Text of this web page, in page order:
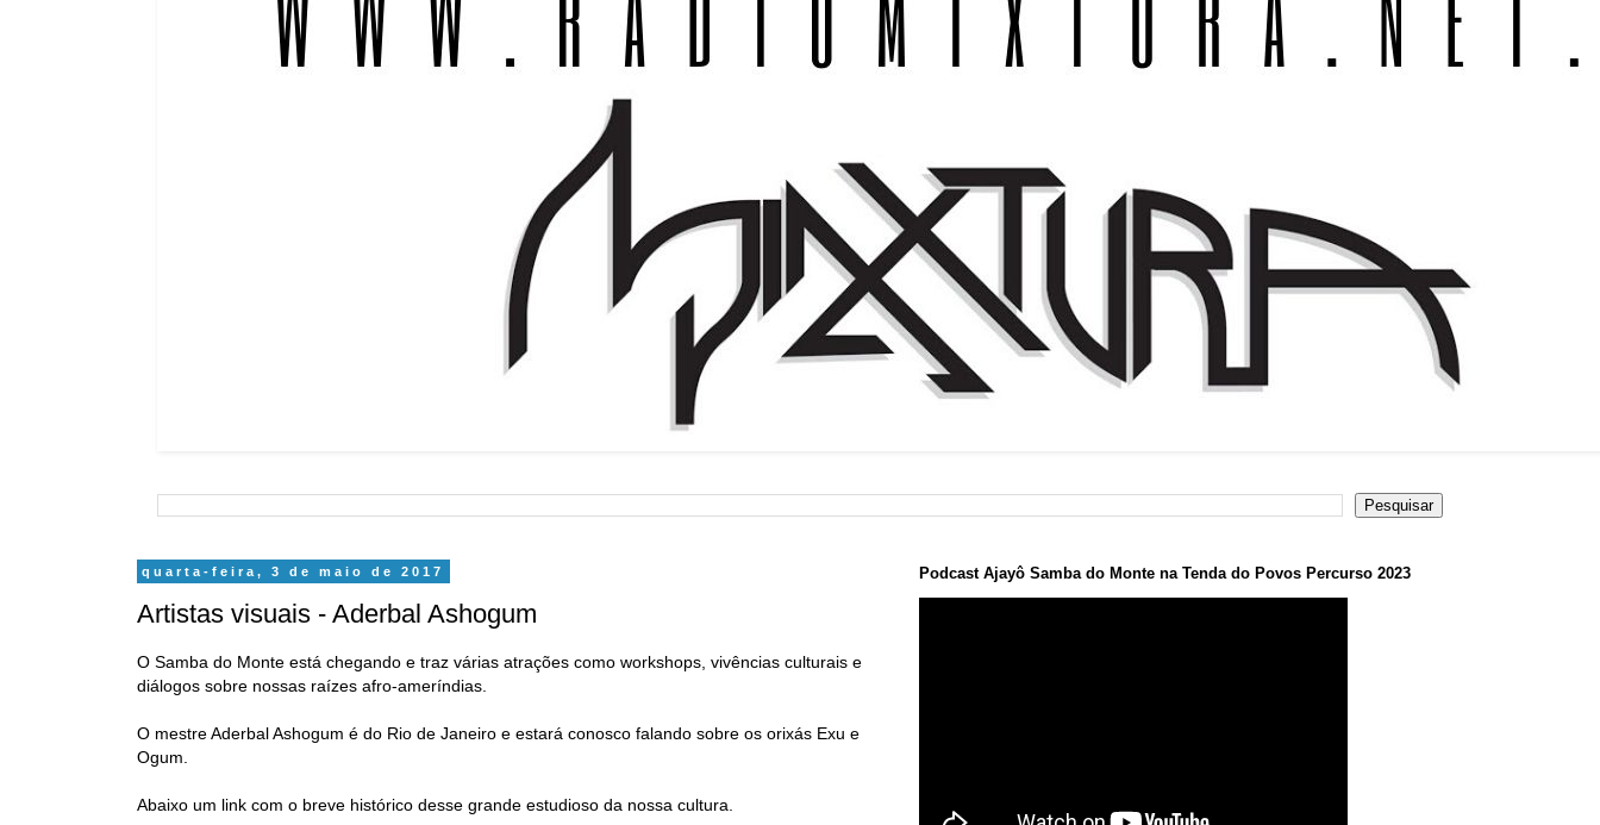
quarta-feira, 3 de maio de 2017
Artistas visuais - Aderbal Ashogum
O Samba do Monte está chegando e traz várias atrações como workshops, vivências culturais e
diálogos sobre nossas raízes afro-ameríndias.
O mestre Aderbal Ashogum é do Rio de Janeiro e estará conosco falando sobre os orixás Exu e
Ogum.
Abaixo um link com o breve histórico desse grande estudioso da nossa cultura.
Podcast Ajayô Samba do Monte na Tenda do Povos Percurso 2023